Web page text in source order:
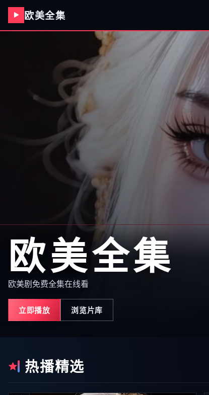
欧美全集
欧美全集
欧美剧免费全集在线看
立即播放 浏览片库
热播精选